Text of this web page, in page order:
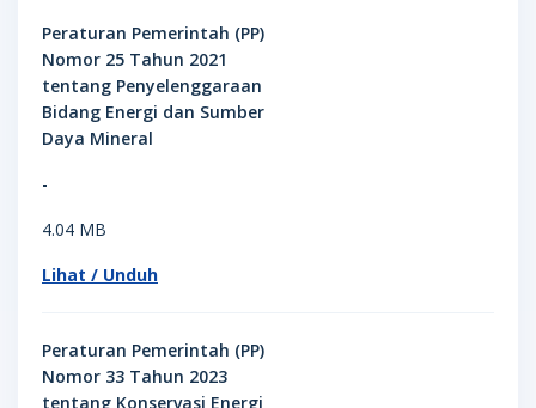
Peraturan Pemerintah (PP)
Nomor 25 Tahun 2021
tentang Penyelenggaraan
Bidang Energi dan Sumber
Daya Mineral
-
4.04 MB
Lihat / Unduh
Peraturan Pemerintah (PP)
Nomor 33 Tahun 2023
tentang Konservasi Energi